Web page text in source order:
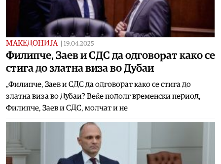
МАКЕДОНИЈА 19.04.2025
Филипче, Заев и СДС да одговорат како се
стига до златна виза во Дубаи
„Филипче, Заев и СДС да одговорат како се стига до
златна виза во Дубаи? Веќе подолг временски период,
Филипче, Заев и СДС, молчат и не